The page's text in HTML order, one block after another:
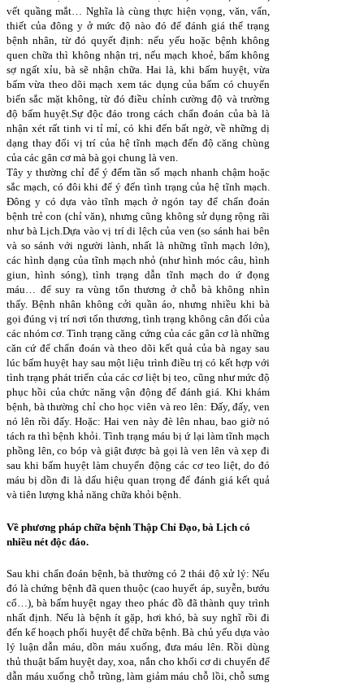
vết quầng mắt… Nghĩa là cùng thực hiện vọng, văn, vấn,
thiết của đông y ở mức độ nào đó để đánh giá thể trạng
bệnh nhân, từ đó quyết định: nếu yếu hoặc bệnh không
quen chữa thì không nhận trị, nếu mạch khoẻ, bấm không
sợ ngất xỉu, bà sẽ nhận chữa. Hai là, khi bấm huyệt, vừa
bấm vừa theo dõi mạch xem tác dụng của bấm có chuyển
biến sắc mặt không, từ đó điều chỉnh cường độ và trường
độ bấm huyệt.Sự độc đáo trong cách chẩn đoán của bà là
nhận xét rất tinh vi tỉ mỉ, có khi đến bất ngờ, về những dị
dạng thay đổi vị trí của hệ tĩnh mạch đến độ căng chùng
của các gân cơ mà bà gọi chung là ven.
Tây y thường chỉ để ý đếm tần số mạch nhanh chậm hoặc
sắc mạch, có đôi khi để ý đến tình trạng của hệ tĩnh mạch.
Đông y có dựa vào tĩnh mạch ở ngón tay để chẩn đoán
bệnh trẻ con (chỉ văn), nhưng cũng không sử dụng rộng rãi
như bà Lịch.Dựa vào vị trí di lệch của ven (so sánh hai bên
và so sánh với người lành, nhất là những tĩnh mạch lớn),
các hình dạng của tĩnh mạch nhỏ (như hình móc câu, hình
giun, hình sóng), tình trạng dẫn tĩnh mạch do ứ đọng
máu… để suy ra vùng tổn thương ở chỗ bà không nhìn
thấy. Bệnh nhân không cởi quần áo, nhưng nhiều khi bà
gọi đúng vị trí nơi tổn thương, tình trạng không cân đối của
các nhóm cơ. Tình trạng căng cứng của các gân cơ là những
căn cứ để chẩn đoán và theo dõi kết quả của bà ngay sau
lúc bấm huyệt hay sau một liệu trình điều trị có kết hợp với
tình trạng phát triển của các cơ liệt bị teo, cũng như mức độ
phục hồi của chức năng vận động để đánh giá. Khi khám
bệnh, bà thường chỉ cho học viên và reo lên: Đấy, đấy, ven
nó lên rồi đấy. Hoặc: Hai ven này đè lên nhau, bao giờ nó
tách ra thì bệnh khỏi. Tình trạng máu bị ứ lại làm tĩnh mạch
phồng lên, co bóp và giật được bà gọi là ven lên và xẹp đi
sau khi bấm huyệt làm chuyển động các cơ teo liệt, do đó
máu bị dồn đi là dấu hiệu quan trọng để đánh giá kết quả
và tiên lượng khả năng chữa khỏi bệnh.
Về phương pháp chữa bệnh Thập Chỉ Đạo, bà Lịch có
nhiều nét độc đáo.
Sau khi chẩn đoán bệnh, bà thường có 2 thái độ xử lý: Nếu
đó là chứng bệnh đã quen thuộc (cao huyết áp, suyễn, bướu
cổ…), bà bấm huyệt ngay theo phác đồ đã thành quy trình
nhất định. Nếu là bệnh ít gặp, hơi khó, bà suy nghĩ rồi đi
đến kế hoạch phối huyệt để chữa bệnh. Bà chủ yếu dựa vào
lý luận dẫn máu, dồn máu xuống, đưa máu lên. Rồi dùng
thủ thuật bấm huyệt day, xoa, nắn cho khối cơ di chuyển để
dẫn máu xuống chỗ trũng, làm giảm máu chỗ lồi, chỗ sưng